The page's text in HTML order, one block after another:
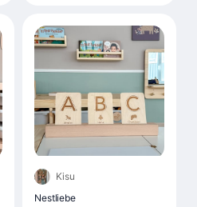
Kisu
Nestliebe